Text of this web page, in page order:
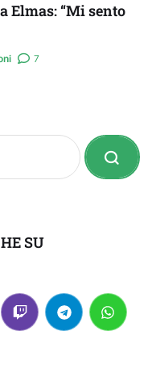
Elmas: “Mi sento
7
SU